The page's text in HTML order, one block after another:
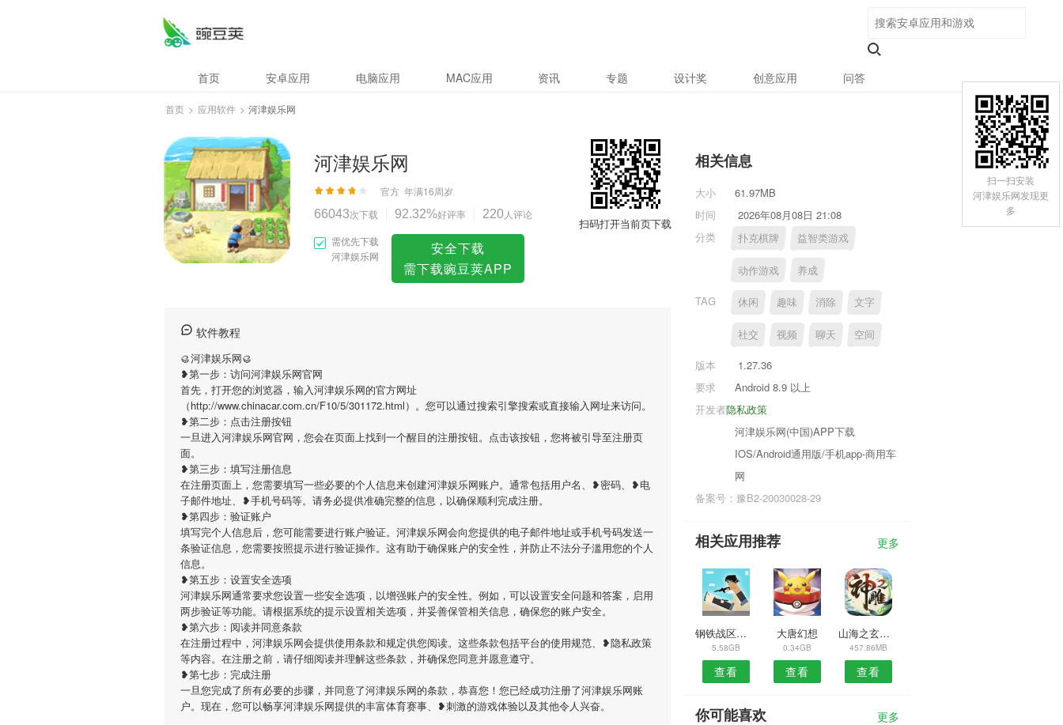
首页 安卓应用 电脑应用 MAC应用 资讯 专题 设计奖 创意应用 问答
首页 > 应用软件 > 河津娱乐网
河津娱乐网
官方 年满16周岁
66043次下载 92.32%好评率 220人评论
需优先下载
河津娱乐网
安全下载
需下载豌豆荚APP
扫码打开当前页下载
软件教程
🥮河津娱乐网🥮
❥第一步：访问河津娱乐网官网
首先，打开您的浏览器，输入河津娱乐网的官方网址
（http://www.chinacar.com.cn/F10/5/301172.html）。您可以通过搜索引擎搜索或直接输入网址来访问。
❥第二步：点击注册按钮
一旦进入河津娱乐网官网，您会在页面上找到一个醒目的注册按钮。点击该按钮，您将被引导至注册页
面。
❥第三步：填写注册信息
在注册页面上，您需要填写一些必要的个人信息来创建河津娱乐网账户。通常包括用户名、❥密码、❥电
子邮件地址、❥手机号码等。请务必提供准确完整的信息，以确保顺利完成注册。
❥第四步：验证账户
填写完个人信息后，您可能需要进行账户验证。河津娱乐网会向您提供的电子邮件地址或手机号码发送一
条验证信息，您需要按照提示进行验证操作。这有助于确保账户的安全性，并防止不法分子滥用您的个人
信息。
❥第五步：设置安全选项
河津娱乐网通常要求您设置一些安全选项，以增强账户的安全性。例如，可以设置安全问题和答案，启用
两步验证等功能。请根据系统的提示设置相关选项，并妥善保管相关信息，确保您的账户安全。
❥第六步：阅读并同意条款
在注册过程中，河津娱乐网会提供使用条款和规定供您阅读。这些条款包括平台的使用规范、❥隐私政策
等内容。在注册之前，请仔细阅读并理解这些条款，并确保您同意并愿意遵守。
❥第七步：完成注册
一旦您完成了所有必要的步骤，并同意了河津娱乐网的条款，恭喜您！您已经成功注册了河津娱乐网账
户。现在，您可以畅享河津娱乐网提供的丰富体育赛事、❥刺激的游戏体验以及其他令人兴奋。
相关信息
大小
61.97MB
时间
2026年08月08日 21:08
分类
扑克棋牌 益智类游戏
动作游戏 养成
TAG 休闲 趣味 消除 文字
社交 视频 聊天 空间
版本
1.27.36
要求
Android 8.9 以上
隐私政策
开发者
河津娱乐网(中国)APP下载
IOS/Android通用版/手机app-商用车
网
备案号：豫B2-20030028-29
相关应用推荐 更多
钢铁战区手机版
5.58GB
查看
大唐幻想
0.34GB
查看
山海之玄泽道章
457.86MB
查看
你可能喜欢 更多
扫一扫安装
河津娱乐网发现更
多